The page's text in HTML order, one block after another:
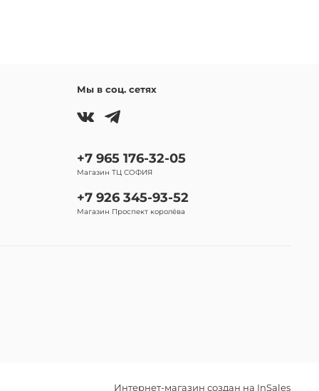
Мы в соц. сетях
+7 965 176-32-05
Магазин ТЦ СОФИЯ
+7 926 345-93-52
Магазин Проспект королёва
Интернет-магазин создан на InSales